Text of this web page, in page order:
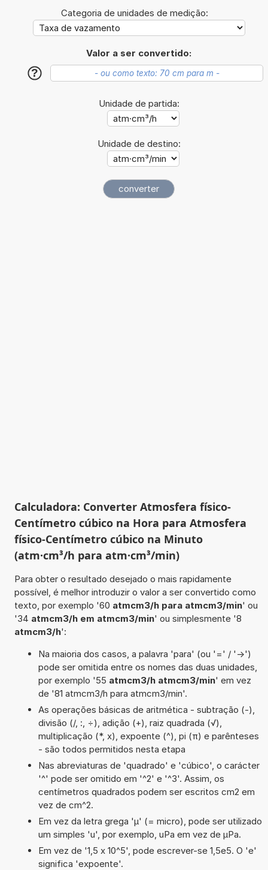
Categoria de unidades de medição:
Valor a ser convertido:
?
Unidade de partida:
Unidade de destino:
Calculadora: Converter Atmosfera físico-
Centímetro cúbico na Hora para Atmosfera
físico-Centímetro cúbico na Minuto
(atm·cm³/h para atm·cm³/min)
Para obter o resultado desejado o mais rapidamente
possível, é melhor introduzir o valor a ser convertido como
texto, por exemplo '60 atmcm3/h para atmcm3/min' ou
'34 atmcm3/h em atmcm3/min' ou simplesmente '8
atmcm3/h':
Na maioria dos casos, a palavra 'para' (ou '=' / '->')
pode ser omitida entre os nomes das duas unidades,
por exemplo '55 atmcm3/h atmcm3/min' em vez
de '81 atmcm3/h para atmcm3/min'.
As operações básicas de aritmética - subtração (-),
divisão (/, :, ÷), adição (+), raiz quadrada (√),
multiplicação (*, x), expoente (^), pi (π) e parênteses
- são todos permitidos nesta etapa
Nas abreviaturas de 'quadrado' e 'cúbico', o carácter
'^' pode ser omitido em '^2' e '^3'. Assim, os
centímetros quadrados podem ser escritos cm2 em
vez de cm^2.
Em vez da letra grega 'µ' (= micro), pode ser utilizado
um simples 'u', por exemplo, uPa em vez de µPa.
Em vez de '1,5 x 10^5', pode escrever-se 1,5e5. O 'e'
significa 'expoente'.